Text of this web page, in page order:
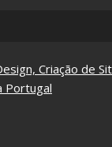
Criação de
Portugal